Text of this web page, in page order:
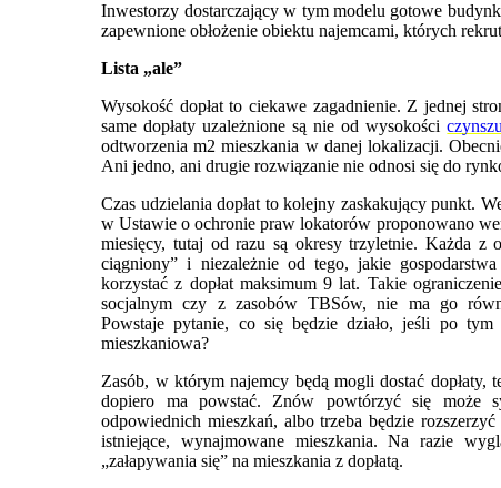
Inwestorzy dostarczający w tym modelu gotowe
zapewnione obłożenie obiektu najemcami, których
Lista „ale”
Wysokość dopłat to ciekawe zagadnienie. Z jednej
same dopłaty uzależnione są nie od wysokościczynszu
odtworzenia m2 mieszkania w danej lokalizacji.
Ani jedno, ani drugie rozwiązanie nie odnosi się do
Czas udzielania dopłat to kolejny zaskakujący punkt.
w Ustawie o ochronie praw lokatorów proponowano
miesięcy, tutaj od razu są okresy trzyletnie. Każda z
ciągniony” i niezależnie od tego, jakie
korzystać z dopłat maksimum 9 lat. Takie
socjalnym czy z zasobów TBSów, nie ma go
Powstaje pytanie, co się będzie działo, jeśli po tym
mieszkaniowa?
Zasób, w którym najemcy będą mogli dostać dopłaty,
dopiero ma powstać. Znów powtórzyć się może
odpowiednich mieszkań, albo trzeba będzie rozszerzyć
istniejące, wynajmowane mieszkania. Na razie
„załapywania się” na mieszkania z dopłatą.